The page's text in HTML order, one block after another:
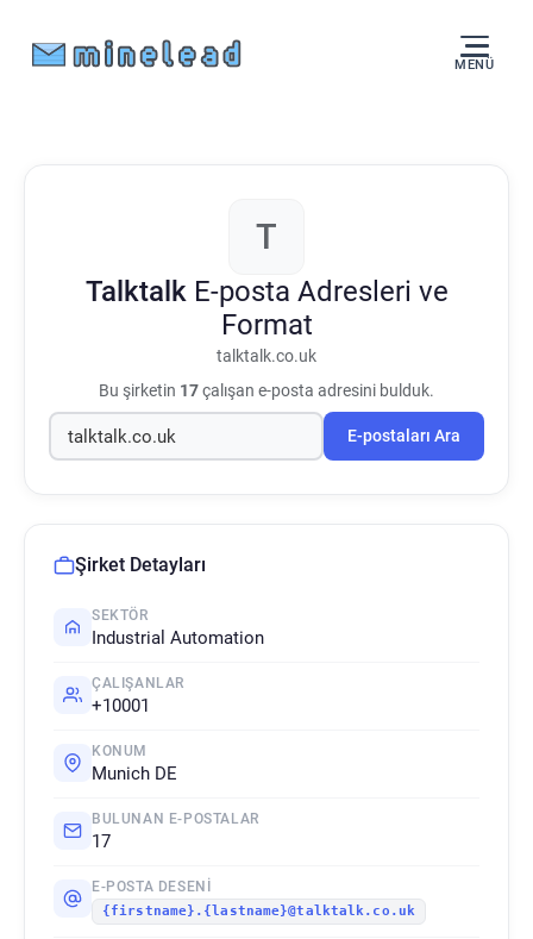
MENÜ
T
Talktalk E-posta Adresleri ve
Format
talktalk.co.uk
Bu şirketin 17çalışan e-posta adresini bulduk.
E-postaları Ara
Şirket Detayları
SEKTÖR
Industrial Automation
ÇALIŞANLAR
+10001
KONUM
Munich DE
BULUNAN E-POSTALAR
17
E-POSTA DESENI
{firstname}.{lastname}@talktalk.co.uk